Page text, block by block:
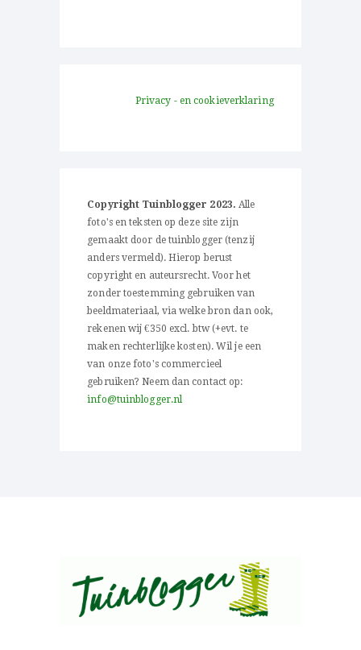
Privacy - en cookieverklaring
Copyright Tuinblogger 2023. Alle
foto's en teksten op deze site zijn
gemaakt door de tuinblogger (tenzij
anders vermeld). Hierop berust
copyright en auteursrecht. Voor het
zonder toestemming gebruiken van
beeldmateriaal, via welke bron dan ook,
rekenen wij €350 excl. btw (+evt. te
maken rechterlijke kosten). Wil je een
van onze foto's commercieel
gebruiken? Neem dan contact op:
info@tuinblogger.nl